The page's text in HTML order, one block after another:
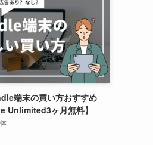
端末の買い方おすすめ
Unlimited3ヶ月無料】